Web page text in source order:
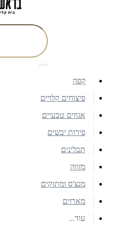
קפה
פיצוחים קלויים
אגוזים טבעיים
פירות יבשים
תבלינים
מזווה
מנצ'ס ומתוקים
מארזים
עוד...